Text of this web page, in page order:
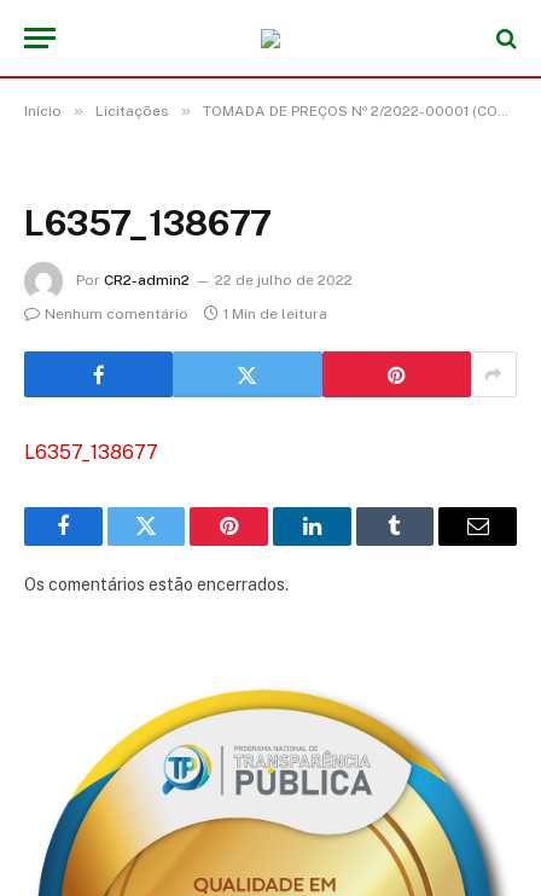
Início » Licitações » TOMADA DE PREÇOS Nº 2/2022-00001 (CONTRATAÇÃO DE EMPRESA PARA A EXECUÇÃO DOS SERVIÇOS DE REFORMAS DA UNIDADE BÁSICA DE SAUDE, LOCALIZADA NA RODOVIA ACARÁ MOJU, KM 18, GUARUMÃ NOMUNICÍPIO DE ACARÁ/PA)
L6357_138677
Por CR2-admin2
22 de julho de 2022
Nenhum comentário
1 Min de leitura
L6357_138677
FacebookTwitter Pinterest LinkedInTumblr
E-
Os comentários estão encerrados.